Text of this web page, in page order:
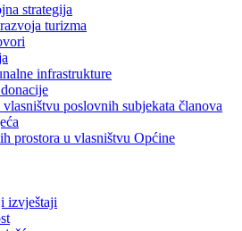
strategija
turizma
infrastrukture
poslovnih subjekata članova
prostora u vlasništvu Općine
izvještaji